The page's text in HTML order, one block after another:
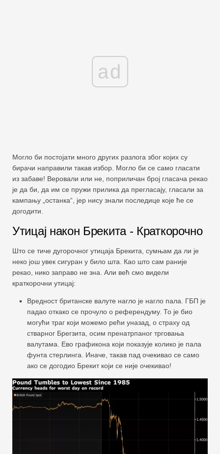
ad
Могло би постојати много других разлога због којих су
бирачи направили такав избор. Могло би се само гласати
из забаве! Веровали или не, поприличан број гласача рекао
је да би, да им се пружи прилика да прегласају, гласали за
кампању „останка“, јер нису знали последице које ће се
догодити.
Утицај након Брекита - Краткорочно
Што се тиче дугорочног утицаја Брекита, сумњам да ли је
неко још увек сигуран у било шта. Као што сам раније
рекао, нико заправо не зна. Али већ смо видели
краткорочни утицај:
Вредност британске валуте нагло је нагло пала. ГБП је
падао откако се прочуло о референдуму. То је био
могући траг који можемо рећи уназад, о страху од
стварног Брегзита, осим пренатрпаног трговања
валутама. Ево графикона који показује колико је пала
фунта стерлинга. Иначе, такав пад очекивао се само
ако се догодио Брекит који се није очекивао!